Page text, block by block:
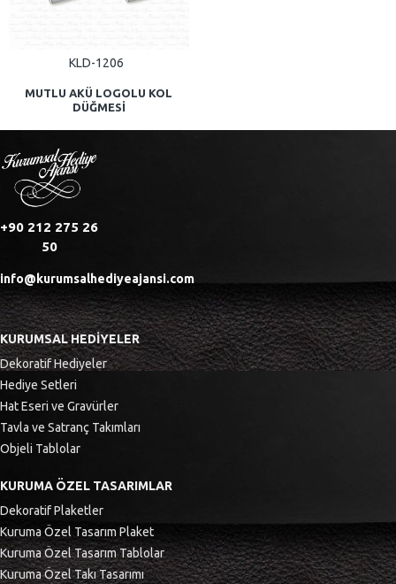
KLD-1206
MUTLU AKÜ LOGOLU KOL
DÜĞMESI
+90 212 275 26
50
info@kurumsalhediyeajansi.com
KURUMSAL HEDIYELER
Dekoratif Hediyeler
Hediye Setleri
Hat Eseri ve Gravürler
Tavla ve Satranç Takımları
Objeli Tablolar
KURUMA ÖZEL TASARIMLAR
Dekoratif Plaketler
Kuruma Özel Tasarım Plaket
Kuruma Özel Tasarım Tablolar
Kuruma Özel Takı Tasarımı